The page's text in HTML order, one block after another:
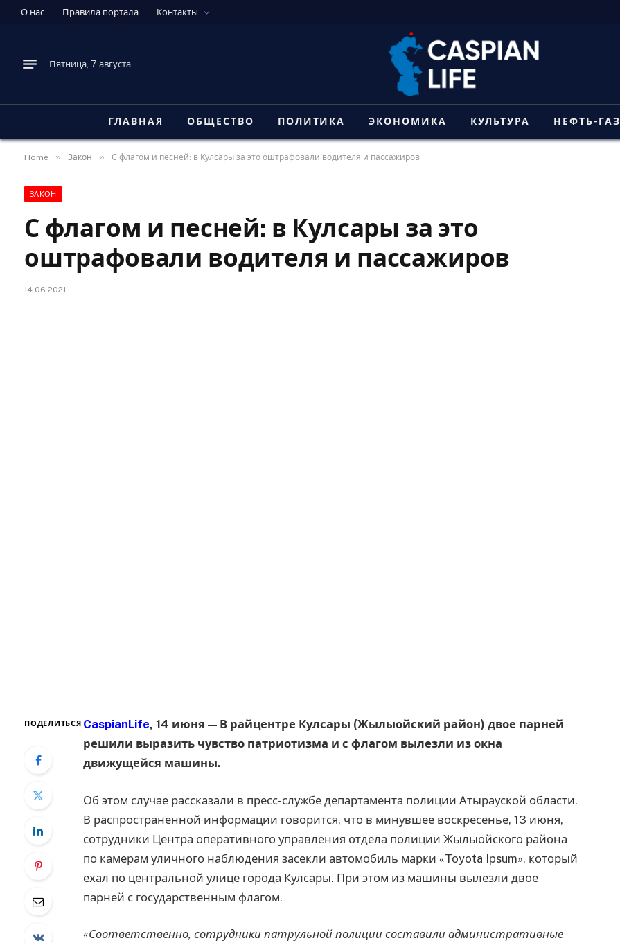
О нас Правила портала Контакты
Пятница, 7 августа
ГЛАВНАЯ ОБЩЕСТВО ПОЛИТИКА ЭКОНОМИКА КУЛЬТУРА НЕФТЬ-ГАЗ
Home » Закон » С флагом и песней: в Кулсары за это оштрафовали водителя и пассажиров
ЗАКОН
С флагом и песней: в Кулсары за это
оштрафовали водителя и пассажиров
14.06.2021
ПОДЕЛИТЬСЯ CaspianLife, 14 июня — В райцентре Кулсары (Жылыойский район) двое парней
решили выразить чувство патриотизма и с флагом вылезли из окна
движущейся машины.
Об этом случае рассказали в пресс-службе департамента полиции Атырауской области.
В распространенной информации говорится, что в минувшее воскресенье, 13 июня,
сотрудники Центра оперативного управления отдела полиции Жылыойского района
по камерам уличного наблюдения засекли автомобиль марки «Toyota Ipsum», который
ехал по центральной улице города Кулсары. При этом из машины вылезли двое
парней с государственным флагом.
«Соответственно, сотрудники патрульной полиции составили административные